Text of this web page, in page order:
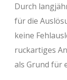
Durch
für die
keine
ruckartiges
als Grund für